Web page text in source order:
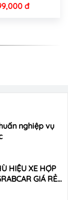
đ
nghiệp vụ
HIỆU XE HỢP
GIÁ RẺ